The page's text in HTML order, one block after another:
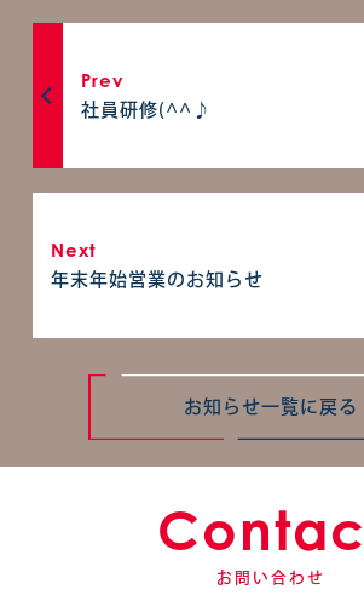
Prev
社員研修(^^♪
Next
年末年始営業のお知らせ
お知らせ一覧に戻る
お問い合わせ